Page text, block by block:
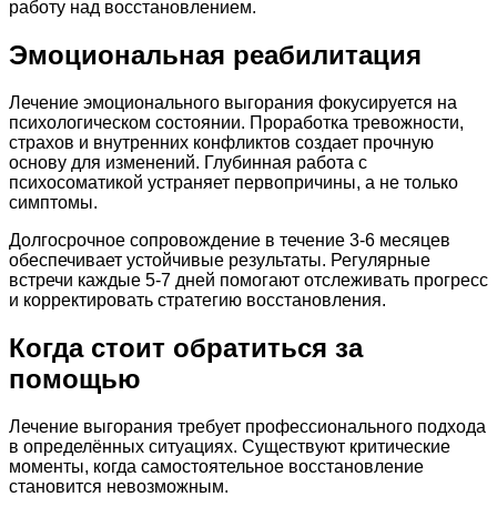
работу над восстановлением.
Эмоциональная реабилитация
Лечение эмоционального выгорания фокусируется на
психологическом состоянии. Проработка тревожности,
страхов и внутренних конфликтов создает прочную
основу для изменений. Глубинная работа с
психосоматикой устраняет первопричины, а не только
симптомы.
Долгосрочное сопровождение в течение 3-6 месяцев
обеспечивает устойчивые результаты. Регулярные
встречи каждые 5-7 дней помогают отслеживать прогресс
и корректировать стратегию восстановления.
Когда стоит обратиться за
помощью
Лечение выгорания требует профессионального подхода
в определённых ситуациях. Существуют критические
моменты, когда самостоятельное восстановление
становится невозможным.